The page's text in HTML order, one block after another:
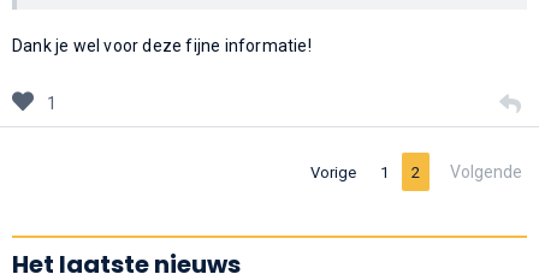
Dank je wel voor deze fijne informatie!
1
Vorige 1 2 Volgende
Het laatste nieuws